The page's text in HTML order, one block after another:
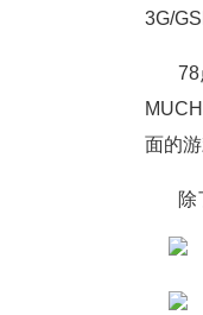
3G/
78
面的
除